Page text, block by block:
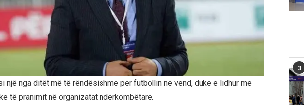
një nga ditët më të rëndësishme për futbollin në vend, duke e lidhur me
të pranimit në organizatat ndërkombëtare.
3